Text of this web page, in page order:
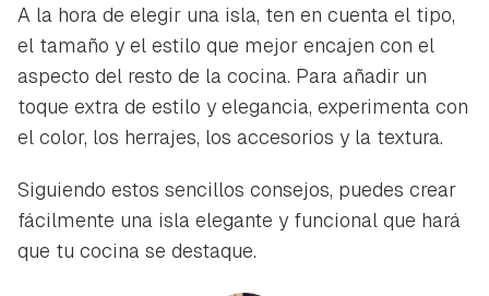
A la hora de elegir una isla, ten en cuenta el tipo,
el tamaño y el estilo que mejor encajen con el
aspecto del resto de la cocina. Para añadir un
toque extra de estilo y elegancia, experimenta con
el color, los herrajes, los accesorios y la textura.
Siguiendo estos sencillos consejos, puedes crear
fácilmente una isla elegante y funcional que hará
que tu cocina se destaque.